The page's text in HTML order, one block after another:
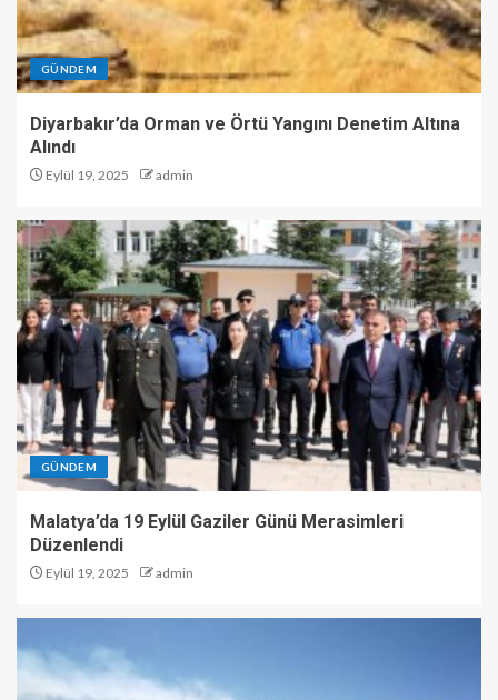
GÜNDEM
Diyarbakır’da Orman ve Örtü Yangını Denetim Altına
Alındı
Eylül 19, 2025 admin
GÜNDEM
Malatya’da 19 Eylül Gaziler Günü Merasimleri
Düzenlendi
Eylül 19, 2025 admin